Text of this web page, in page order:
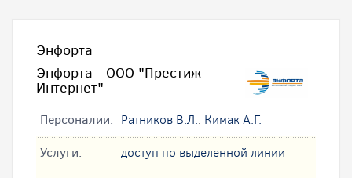
Энфорта
Энфорта - ООО "Престиж-
Интернет"
Персоналии: Ратников В.Л., Кимак А.Г.
Услуги:
доступ по выделенной линии